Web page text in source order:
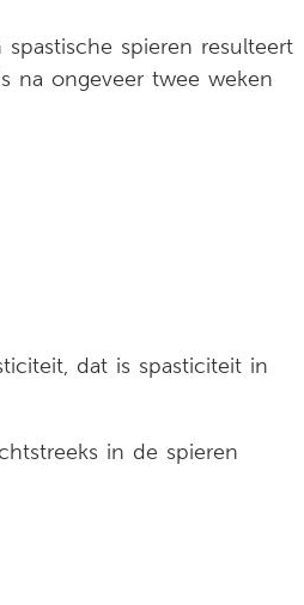
spieren resulteert
na ongeveer twee weken
dat is spasticiteit in
in de spieren